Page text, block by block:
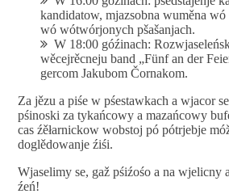
kandidatow, mjazsobna wuměna
wó wótwórjonych pšašanjach.
W 18:00 góźinach:
wěcejrěcneju band „Fünf an der
gercom Jakubom Čornakom.
Za jězu a piśe w pśestawkach a wjacor
pśinoski za tykańcowy a mazańcowy
cas źěłarnickow wobstoj pó pótrjebje
doglědowanje źiśi.
Wjaselimy se, gaž pśiźośo a na wjelicny
źeń!